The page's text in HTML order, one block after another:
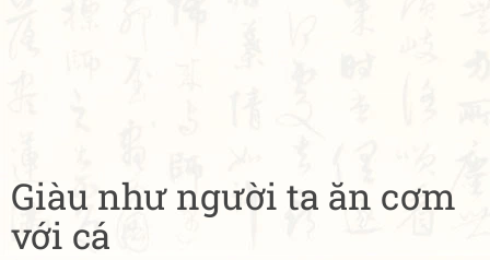
Giàu như người ta ăn cơm
với cá